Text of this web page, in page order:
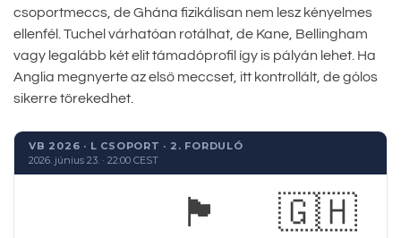
csoportmeccs, de Ghána fizikálisan nem lesz kényelmes
ellenfél. Tuchel várhatóan rotálhat, de Kane, Bellingham
vagy legalább két elit támadóprofil így is pályán lehet. Ha
Anglia megnyerte az első meccset, itt kontrollált, de gólos
sikerre törekedhet.
VB 2026 · L CSOPORT · 2. FORDULÓ
2026. június 23. · 22:00 CEST
🏴󠁧󠁢󠁥󠁮󠁧󠁿 🇬🇭